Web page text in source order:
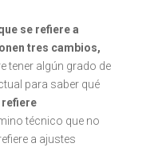
se refiere a
tres cambios,
tener algún grado de
para saber qué
refiere
técnico que no
a ajustes